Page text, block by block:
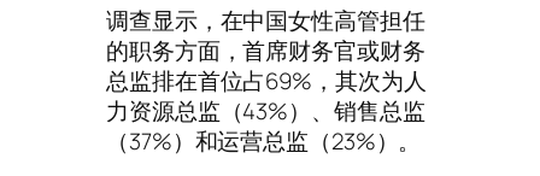
调查显示，在中国女性高管担任
的职务方面，首席财务官或财务
总监排在首位占69%，其次为人
力资源总监（43%）、销售总监
（37%）和运营总监（23%）。